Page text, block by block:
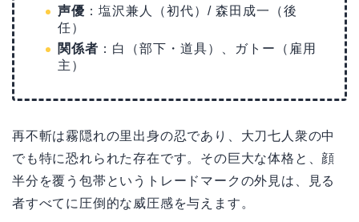
声優 ：塩沢兼人（初代）/ 森田成一（後
任）
関係者 ：白（部下・道具）、ガトー（雇用
主）
再不斬は霧隠れの里出身の忍であり、大刀七人衆の中
でも特に恐れられた存在です。その巨大な体格と、顔
半分を覆う包帯というトレードマークの外見は、見る
者すべてに圧倒的な威圧感を与えます。